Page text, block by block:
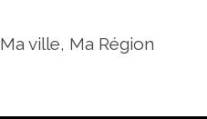
Ma ville, Ma Région